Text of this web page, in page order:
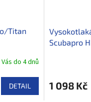
Titan
do 4 dnů
DETAIL
Scubapro
1 098 Kč